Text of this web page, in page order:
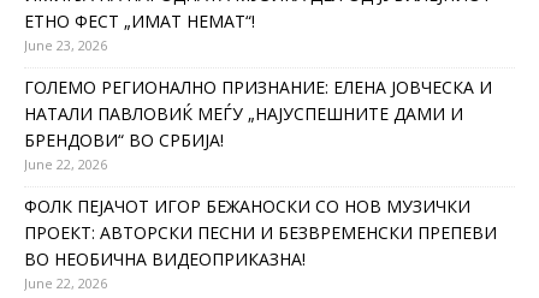
ЕТНО ФЕСТ „ИМАТ НЕМАТ“!
June 23, 2026
ГОЛЕМО РЕГИОНАЛНО ПРИЗНАНИЕ: ЕЛЕНА ЈОВЧЕСКА И
НАТАЛИ ПАВЛОВИЌ МЕЃУ „НАЈУСПЕШНИТЕ ДАМИ И
БРЕНДОВИ“ ВО СРБИЈА!
June 22, 2026
ФОЛК ПЕЈАЧОТ ИГОР БЕЖАНОСКИ СО НОВ МУЗИЧКИ
ПРОЕКТ: АВТОРСКИ ПЕСНИ И БЕЗВРЕМЕНСКИ ПРЕПЕВИ
ВО НЕОБИЧНА ВИДЕОПРИКАЗНА!
June 22, 2026